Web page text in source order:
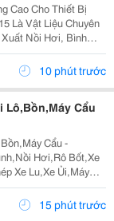
Cao Cho Thiết Bị
Nồi Hơi, Bình
Các Thiết Bị Làm
Chịu Áp Lực Tốt,
10 phút trước
Lô,Bồn,Máy Cẩu
Cẩu -
Rẻ &Ldquo;
Thị Trường...
15 phút trước